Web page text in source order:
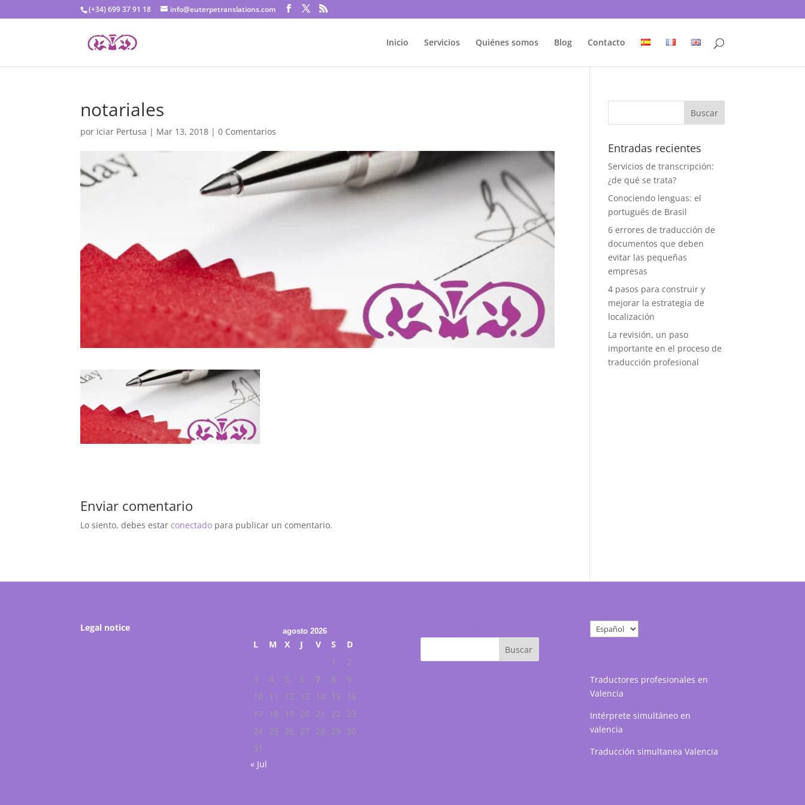
(+34) 699 37 91 18 info@euterpetranslations.com
Inicio Servicios Quiénes somos Blog Contacto
notariales
por Iciar Pertusa | Mar 13, 2018 |0 Comentarios
Enviar comentario
Lo siento, debes estarconectado para publicar un comentario.
Entradas recientes
Servicios de transcripción:
¿de qué se trata?
Conociendo lenguas: el
portugués de Brasil
6 errores de traducción de
documentos que deben
evitar las pequeñas
empresas
4 pasos para construir y
mejorar la estrategia de
localización
La revisión, un paso
importante en el proceso de
traducción profesional
Legal notice agosto 2026
L M X J V S
D
1
2
3
4 5 6 7 8
9
10
11 12 13 14 15
16
17
18 19 20 21 22
23
24 25 26 27 28 29
30
31
« Jul
Elegir
un
Traductores profesionales en
Valencia
Intérprete simultáneo en
valencia
Traducción simultanea Valencia